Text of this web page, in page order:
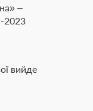
–
2023
вийде